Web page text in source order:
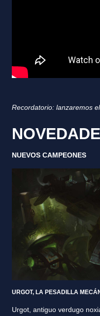
Recordatorio: lanzaremos
NUEVOS CAMPEONES
URGOT, LA PESADILLA
Urgot, antiguo verdugo